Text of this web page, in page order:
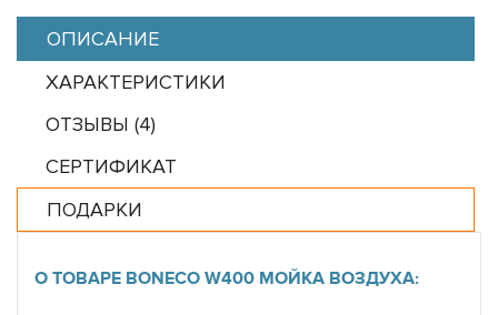
ОПИСАНИЕ
ХАРАКТЕРИСТИКИ
ОТЗЫВЫ (4)
СЕРТИФИКАТ
ПОДАРКИ
О ТОВАРЕ BONECO W400 МОЙКА ВОЗДУХА: